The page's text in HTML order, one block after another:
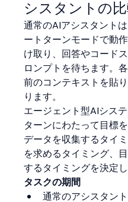
シスタントの
通常のAIアシスタント
ートターンモードで動
け取り、回答やコード
ロンプトを待ちます。
前のコンテキストを貼
ります。
エージェント型AIシス
ターンにわたって目標
データを収集するタイ
を求めるタイミング、
するタイミングを決定し
タスクの期間
通常のアシスタン